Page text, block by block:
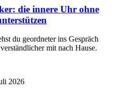
die innere Uhr ohne
du geordneter ins Gespräch
mit nach Hause.
2026